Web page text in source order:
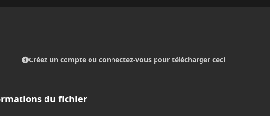
Créez un compte ou connectez-vous pour télécharger ceci
du fichier